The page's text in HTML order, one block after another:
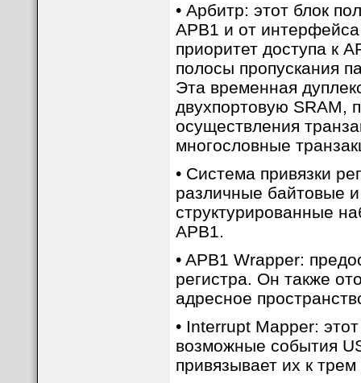
• Арбитр: этот блок
APB1 и от
приоритет доступа к
полосы пропускания
Эта временная
двухпортовую SRAM,
осуществления
многословные
• Система привязки
различные байтовые
структурированные
APB1.
• APB1 Wrapper:
регистра. Он также
адресное
• Interrupt Mapper:
возможные события
привязывает их к